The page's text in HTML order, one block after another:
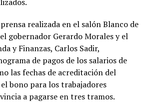
realizada en el salón Blanco de
gobernador Gerardo Morales y el
y Finanzas, Carlos Sadir,
de pagos de los salarios de
las fechas de acreditación del
bono para los trabajadores
a pagarse en tres tramos.